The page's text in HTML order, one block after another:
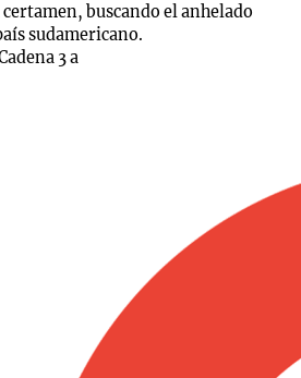
buscando el anhelado
sudamericano.
3 a